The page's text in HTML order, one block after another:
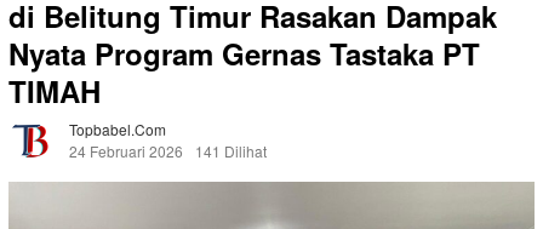
di Belitung Timur Rasakan Dampak
Nyata Program Gernas Tastaka PT
TIMAH
Topbabel.com
24 Februari 2026
141 Dilihat